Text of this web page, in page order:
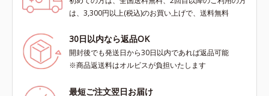
は、3,300円以上(税込)のお買い上げで、送料無料
30日以内なら返品OK
開封後でも発送日から30日以内であれば返品可能
※商品返送料はオルビスが負担いたします
最短ご注文翌日お届け